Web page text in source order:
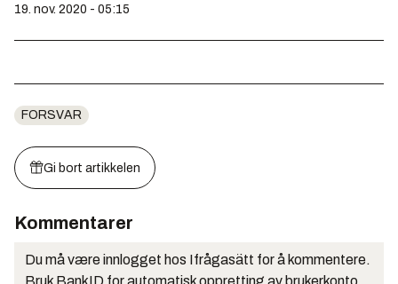
19. nov. 2020 - 05:15
FORSVAR
Gi bort artikkelen
Kommentarer
Du må være innlogget hos Ifrågasätt for å kommentere.
Bruk BankID for automatisk oppretting av brukerkonto.